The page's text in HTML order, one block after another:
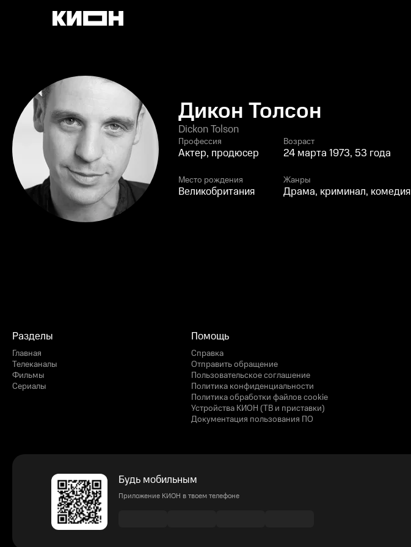
Дикон Толсон
Dickon Tolson
Профессия
Актер, продюсер
Возраст
24 марта 1973, 53 года
Место рождения
Великобритания
Жанры
Драма, криминал, комедия
Разделы
Главная
Телеканалы
Фильмы
Сериалы
Помощь
Справка
Отправить обращение
Пользовательское соглашение
Политика конфиденциальности
Политика обработки файлов cookie
Устройства КИОН (ТВ и приставки)
Документация пользования ПО
Будь мобильным
Приложение КИОН в твоем телефоне